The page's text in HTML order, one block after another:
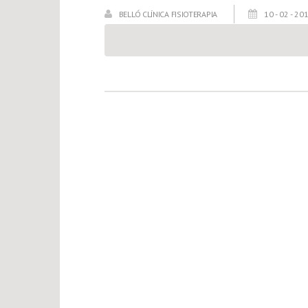
BELLÓ CLÍNICA FISIOTERAPIA 10 - 02 -